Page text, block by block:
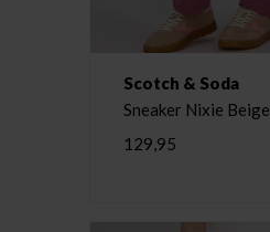
Scotch & Soda
Sneaker Nixie Beige
129,95